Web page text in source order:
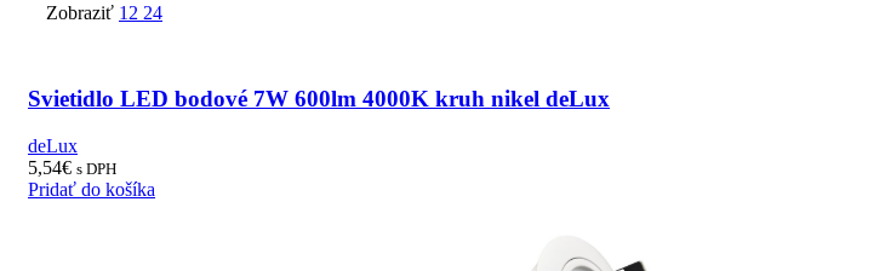
Zobraziť 12 24
Svietidlo LED bodové 7W 600lm 4000K kruh nikel deLux
deLux
5,54€ s DPH
Pridať do košíka